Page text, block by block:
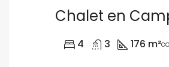
Chalet en
4 3 176 m²